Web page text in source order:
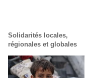
Solidarités locales,
régionales et globales